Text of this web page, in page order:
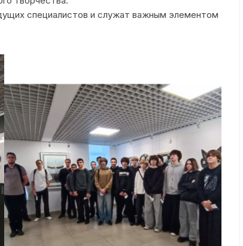
воспитанности
специалистов и служат важным элементом